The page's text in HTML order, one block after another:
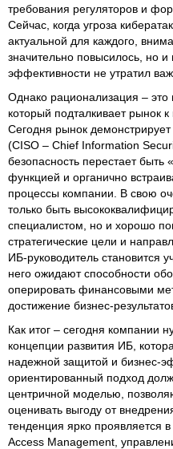
требования регуляторов и
Сейчас, когда угроза
актуальной для каждого,
значительно повысилось, но и
эффективности не утратил
Однако рационализация – это
который подталкивает рынок
Сегодня рынок
(CISO – Chief Information
безопасность перестает
функцией и органично
процессы компании. В свою
только быть
специалистом, но и хорошо
стратегические цели и
ИБ-руководитель становится
него ожидают способности
оперировать финансовыми
достижение бизнес-
Как итог – сегодня компании
концепции развития ИБ,
надежной защитой и бизнес-
ориентированный подход
центричной моделью,
оценивать выгоду от
тенденция ярко проявляется
Access Management,